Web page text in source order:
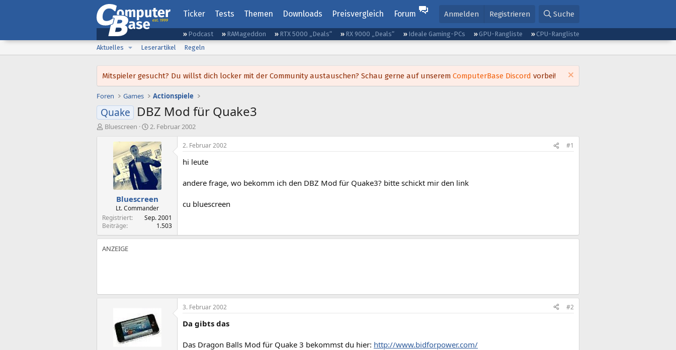
Ticker Tests Themen Downloads Preisvergleich Forum Anmelden Registrieren Suche
Podcast RAMageddon RTX 5000 „Deals“ RX 9000 „Deals“ Ideale Gaming-PCs GPU-Rangliste
CPU-Rangliste
Aktuelles
Leserartikel Regeln
Mitspieler gesucht? Du willst dich locker mit der Community austauschen? Schau gerne auf unserem ComputerBase Discord vorbei!
Foren Games Actionspiele
Quake DBZ Mod für Quake3
E
Bluescreen
E
s
t
e
l
t
a
m
2. Februar 2002
Bluescreen
Lt. Commander
Registriert
Sep. 2001
Beiträge
1.503
2. Februar 2002 #1
hi leute
andere frage, wo bekomm ich den DBZ Mod für Quake3? bitte schickt mir den link
cu bluescreen
3. Februar 2002 #2
Da gibts das
Das Dragon Balls Mod für Quake 3 bekommst du hier: http://www.bidforpower.com/